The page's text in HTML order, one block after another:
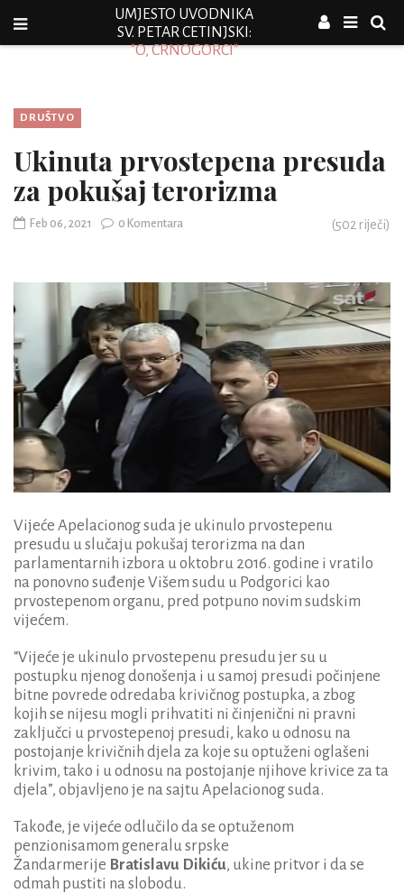
UMJESTO UVODNIKA
SV. PETAR CETINJSKI:
"O, CRNOGORCI"
DRUŠTVO
Ukinuta prvostepena presuda
za pokušaj terorizma
Feb 06, 2021 0 Komentara (502 riječi)
Vijeće Apelacionog suda je ukinulo prvostepenu
presudu u slučaju pokušaj terorizma na dan
parlamentarnih izbora u oktobru 2016. godine i vratilo
na ponovno suđenje Višem sudu u Podgorici kao
prvostepenom organu, pred potpuno novim sudskim
vijećem.
“Vijeće je ukinulo prvostepenu presudu jer su u
postupku njenog donošenja i u samoj presudi počinjene
bitne povrede odredaba krivičnog postupka, a zbog
kojih se nijesu mogli prihvatiti ni činjenični ni pravni
zaključci u prvostepenoj presudi, kako u odnosu na
postojanje krivičnih djela za koje su optuženi oglašeni
krivim, tako i u odnosu na postojanje njihove krivice za ta
djela”, objavljeno je na sajtu Apelacionog suda.
Takođe, je vijeće odlučilo da se optuženom
penzionisamom generalu srpske
Žandarmerije Bratislavu Dikiću, ukine pritvor i da se
odmah pustiti na slobodu.